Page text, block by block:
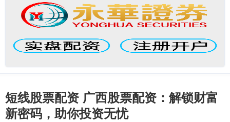
短线股票配资 广西股票配资：解锁财富
新密码，助你投资无忧